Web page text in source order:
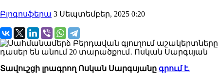
Բլոգոսֆերա 3 Սեպտեմբեր, 2025 0:20
Տավուշցի լրագրող Ոսկան Սարգսյանը գրում է.